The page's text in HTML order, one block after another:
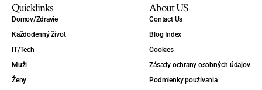
Quicklinks
Domov/Zdravie
Každodenný život
IT/Tech
Muži
Ženy
About US
Contact Us
Blog Index
Cookies
Zásady ochrany osobných údajov
Podmienky používania